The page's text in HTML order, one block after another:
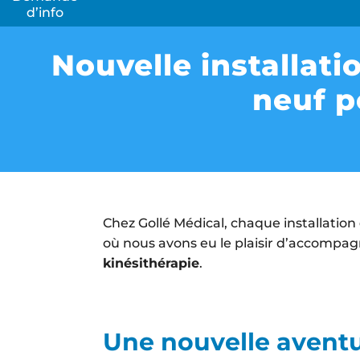
La
Nous
hors
d’info
Nouvelle
neuf
Chez Gollé Médical, chaque
où nous avons eu le plaisir
kinésithérapie.
Une nouvelle